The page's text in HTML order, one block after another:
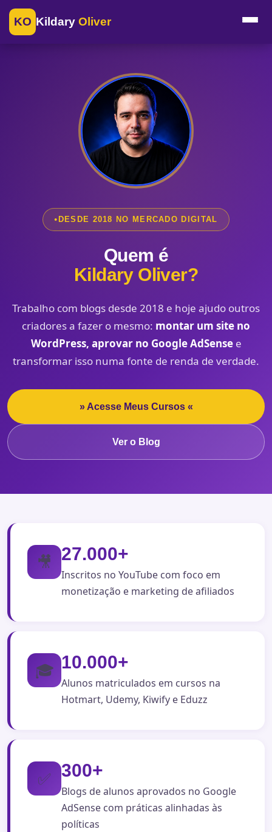
KO Kildary Oliver
DESDE 2018 NO MERCADO DIGITAL
Quem é
Kildary Oliver?
Trabalho com blogs desde 2018 e hoje ajudo outros
criadores a fazer o mesmo: montar um site no
WordPress, aprovar no Google AdSensee
transformar isso numa fonte de renda de verdade.
» Acesse Meus Cursos «
Ver o Blog
🎥 27.000+
Inscritos no YouTube com foco em
monetização e marketing de afiliados
🎓 10.000+
Alunos matriculados em cursos na
Hotmart, Udemy, Kiwify e Eduzz
✅ 300+
Blogs de alunos aprovados no Google
AdSense com práticas alinhadas às
políticas